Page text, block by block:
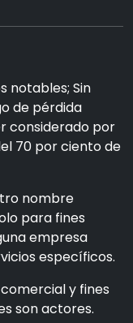
notables; Sin
de pérdida
considerado por
70 por ciento de
nombre
para fines
empresa
específicos.
y fines
son actores.